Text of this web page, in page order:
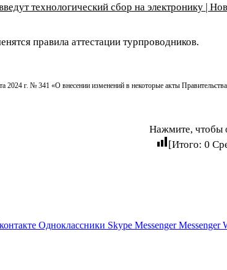
технологический сбор на электронику |
правила аттестации турпроводников.
2024 г. № 341 «О внесении изменений в некоторые акты
Нажмите, чтобы
[Итого: 0
Одноклассники Skype Messenger Messenger